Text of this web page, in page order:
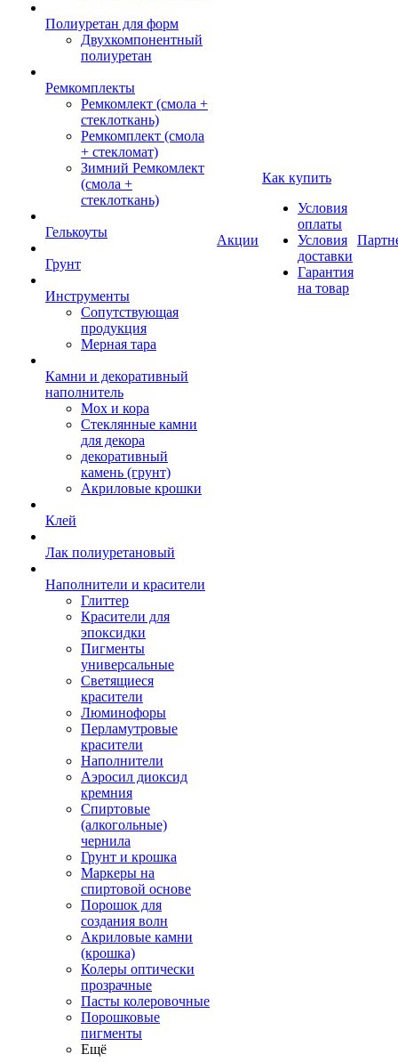
Полиуретан для форм
Двухкомпонентный
полиуретан
Ремкомплекты
Ремкомлект (смола +
стеклоткань)
Ремкомплект (смола
+ стекломат)
Зимний Ремкомлект
(смола +
стеклоткань)
Гелькоуты
Грунт
Инструменты
Сопутствующая
продукция
Мерная тара
Камни и декоративный
наполнитель
Мох и кора
Стеклянные камни
для декора
декоративный
камень (грунт)
Акриловые крошки
Клей
Лак полиуретановый
Наполнители и красители
Глиттер
Красители для
эпоксидки
Пигменты
универсальные
Светящиеся
красители
Люминофоры
Перламутровые
красители
Наполнители
Аэросил диоксид
кремния
Спиртовые
(алкогольные)
чернила
Грунт и крошка
Маркеры на
спиртовой основе
Порошок для
создания волн
Акриловые камни
(крошка)
Колеры оптически
прозрачные
Пасты колеровочные
Порошковые
пигменты
Ещё
Акции
Как купить
Условия
оплаты
Условия
доставки
Гарантия
на товар